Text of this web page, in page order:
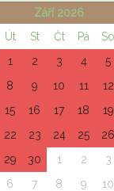
Září 2026
Út St Čt Pá
So
1 2 3 4
5
8 9 10 11
12
15 16 17 18
19
22 23 24 25
26
29 30 1 2
3
6 7 8 9 10